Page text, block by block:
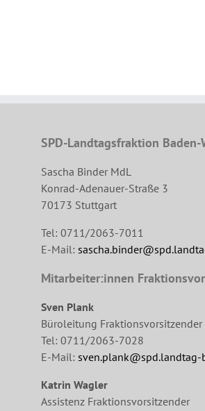
SPD-Landtagsfraktion
Sascha Binder MdL
Konrad-Adenauer-Straße 3
70173 Stuttgart
Tel: 0711/2063-7011
E-Mail:
Mitarbeiter:innen
Sven Plank
Büroleitung Fraktionsvorsitzender
Tel: 0711/2063-7028
E-Mail: sven.plank@spd.landtag-
Katrin Wagler
Assistenz Fraktionsvorsitzender